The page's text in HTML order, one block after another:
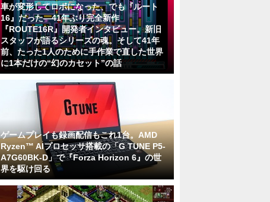
車が変形してロボになった、でも『ルート
16』だった―41年ぶり完全新作
『ROUTE16R』開発者インタビュー。新旧
スタッフが語るシリーズの魂。そして41年
前、たった1人のために手作業で直した世界
に1本だけの“幻のカセット”の話
ゲームプレイも録画配信もこれ1台。AMD
Ryzen™ AIプロセッサ搭載の「G TUNE P5-
A7G60BK-D」で『Forza Horizon 6』の世
界を駆け回る